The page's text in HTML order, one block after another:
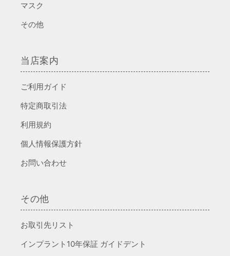
マスク
その他
当店案内
ご利用ガイド
特定商取引法
利用規約
個人情報保護方針
お問い合わせ
その他
お取引先リスト
インプラント10年保証 ガイドデント